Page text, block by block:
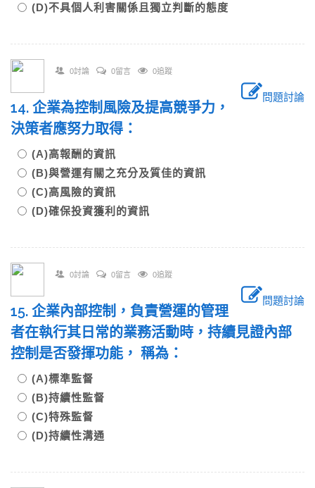
(D)不具個人利害關係且獨立判斷的態度
0討論 0留言 0追蹤
問題討論
14. 企業為控制風險及提高競爭力，
決策者應努力取得：
(A)高報酬的資訊
(B)與營運有關之充分及質佳的資訊
(C)高風險的資訊
(D)確保投資獲利的資訊
0討論 0留言 0追蹤
問題討論
15. 企業內部控制，負責營運的管理
者在執行其日常的業務活動時，持續見證內部
控制是否發揮功能， 稱為：
(A)標準監督
(B)持續性監督
(C)特殊監督
(D)持續性溝通